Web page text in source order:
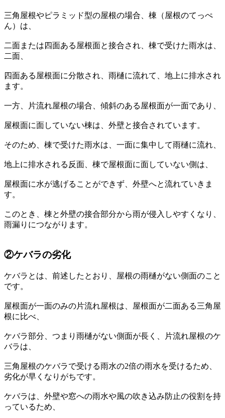
三角屋根やピラミッド型の屋根の場合、棟（屋根のてっぺ
ん）は、
二面または四面ある屋根面と接合され、棟で受けた雨水は、
二面、
四面ある屋根面に分散され、雨樋に流れて、地上に排水され
ます。
一方、片流れ屋根の場合、傾斜のある屋根面が一面であり、
屋根面に面していない棟は、外壁と接合されています。
そのため、棟で受けた雨水は、一面に集中して雨樋に流れ、
地上に排水される反面、棟で屋根面に面していない側は、
屋根面に水が逃げることができず、外壁へと流れていきま
す。
このとき、棟と外壁の接合部分から雨が侵入しやすくなり、
雨漏りにつながります。
②ケバラの劣化
ケバラとは、前述したとおり、屋根の雨樋がない側面のこと
です。
屋根面が一面のみの片流れ屋根は、屋根面が二面ある三角屋
根に比べ、
ケバラ部分、つまり雨樋がない側面が長く、片流れ屋根のケ
バラは、
三角屋根のケバラで受ける雨水の2倍の雨水を受けるため、
劣化が早くなりがちです。
ケバラは、外壁や窓への雨水や風の吹き込み防止の役割を持
っているため、